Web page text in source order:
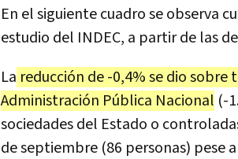
En el siguiente cuadro se observa
estudio del INDEC, a partir de las
La reducción de -0,4% se dio
Administración Pública Nacional (-
sociedades del Estado o
de septiembre (86 personas) pese